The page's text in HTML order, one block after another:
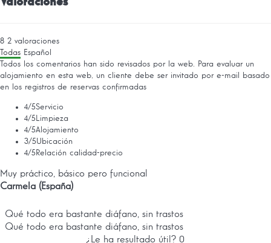
8 2 valoraciones
Todas Español
Todos los comentarios han sido revisados por la web. Para evaluar un
alojamiento en esta web, un cliente debe ser invitado por e-mail basado
en los registros de reservas confirmadas
4/5Servicio
4/5 Limpieza
4/5Alojamiento
3/5Ubicación
4/5 Relación calidad-precio
Muy práctico, básico pero funcional
Carmela (España)
Qué todo era bastante diáfano, sin trastos
Qué todo era bastante diáfano, sin trastos
¿Le ha resultado útil? 0